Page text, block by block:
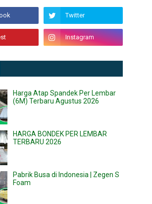
Harga Atap Spandek Per Lembar
(6M) Terbaru Agustus 2026
HARGA BONDEK PER LEMBAR
TERBARU 2026
Pabrik Busa di Indonesia | Zegen S
Foam